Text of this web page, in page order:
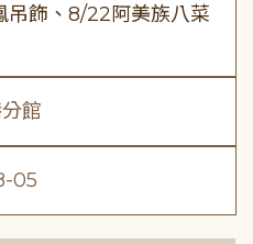
吊飾、8/22阿美族八菜
館
05